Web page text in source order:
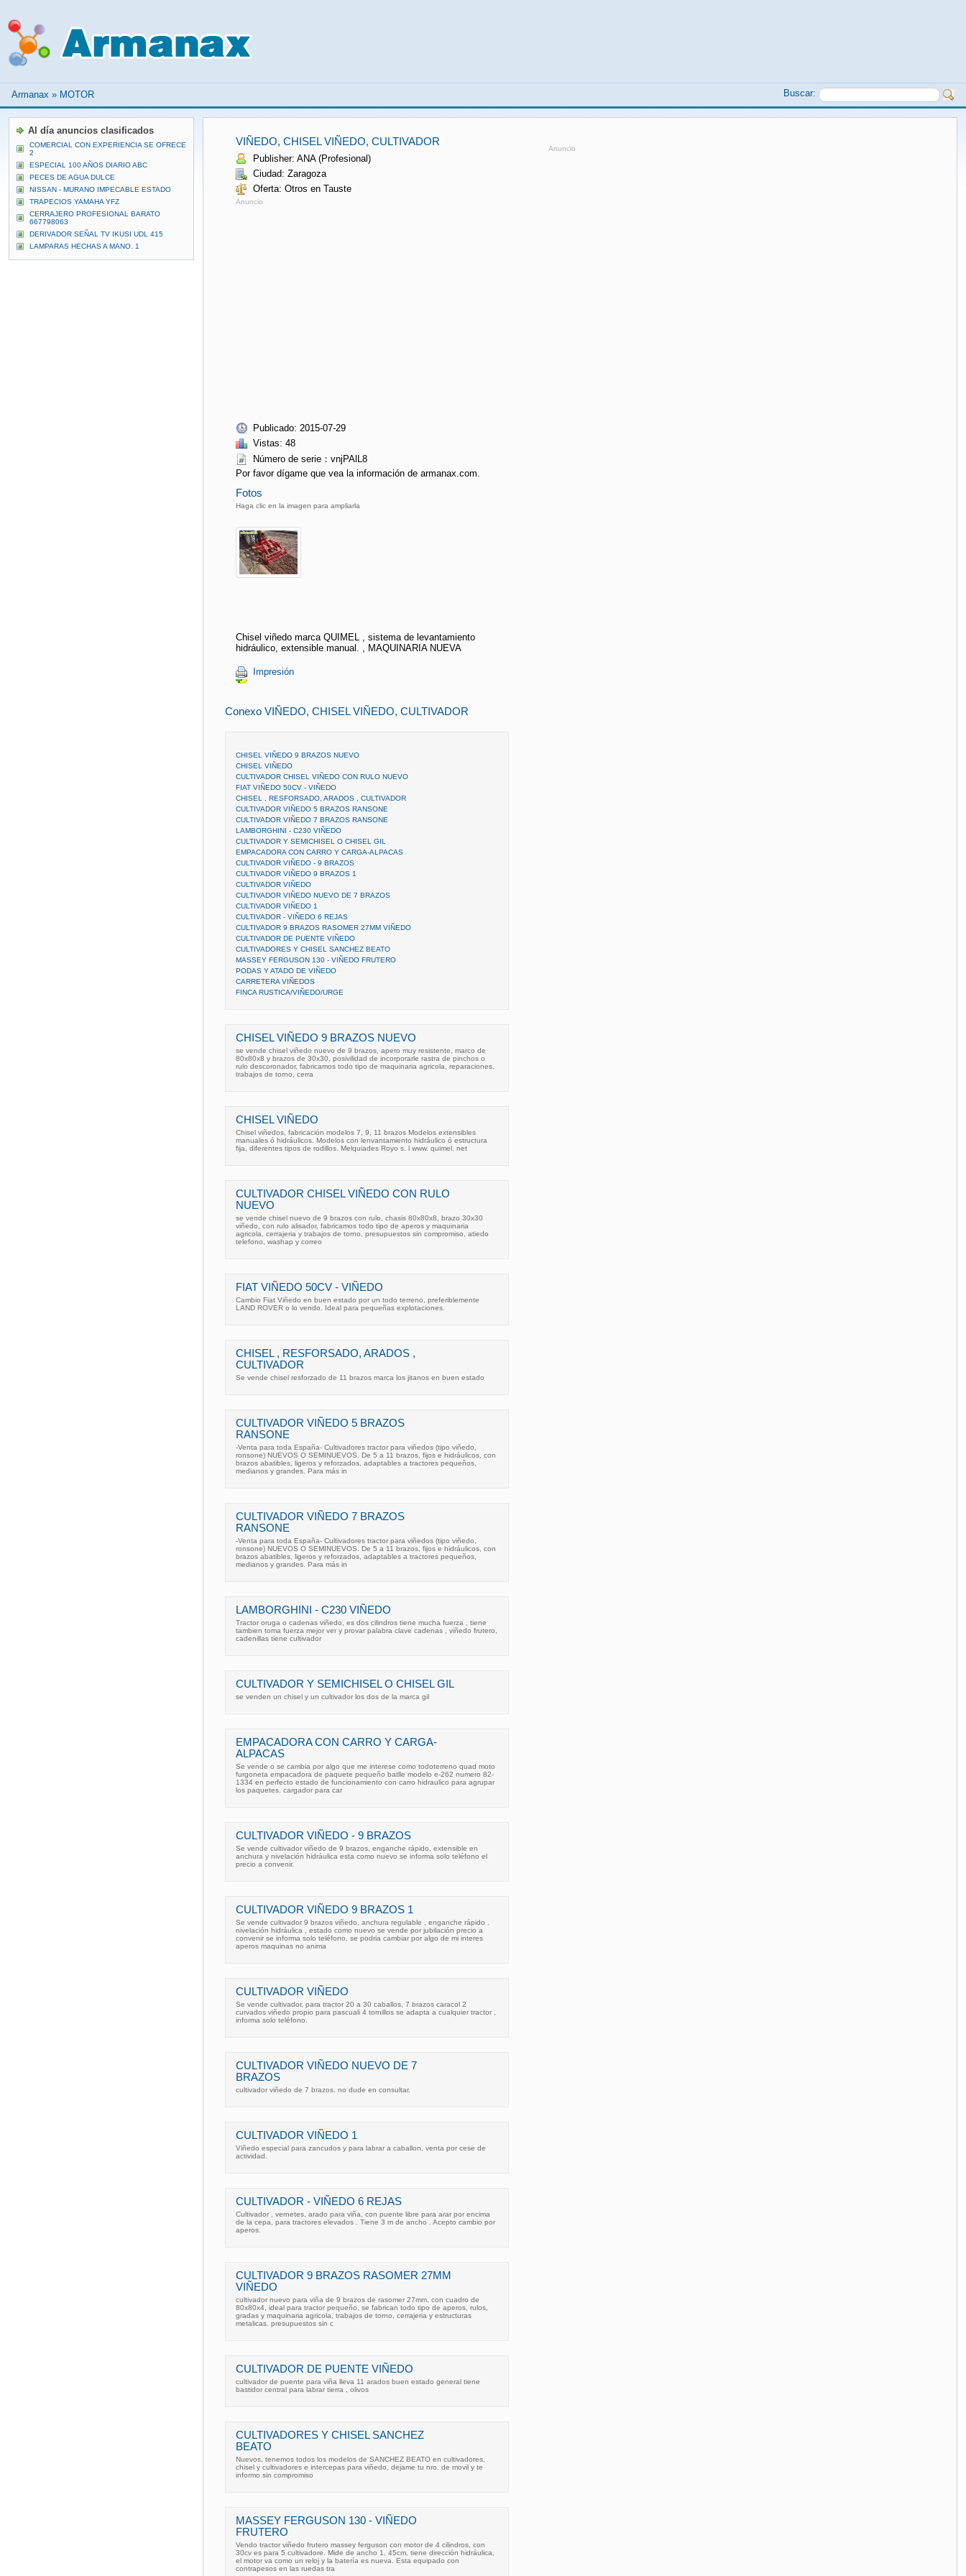
Armanax » MOTOR Buscar:
VIÑEDO, CHISEL VIÑEDO, CULTIVADOR
Publisher: ANA (Profesional)
Ciudad: Zaragoza
Oferta: Otros en Tauste
Anuncio
Publicado: 2015-07-29
Vistas: 48
Número de serie：vnjPAlL8
Por favor dígame que vea la información de armanax.com.
Fotos
Haga clic en la imagen para ampliarla
Chisel viñedo marca QUIMEL , sistema de levantamiento
hidráulico, extensible manual. , MAQUINARIA NUEVA
Impresión
Anuncio
Conexo VIÑEDO, CHISEL VIÑEDO, CULTIVADOR
CHISEL VIÑEDO 9 BRAZOS NUEVO
CHISEL VIÑEDO
CULTIVADOR CHISEL VIÑEDO CON RULO NUEVO
FIAT VIÑEDO 50CV - VIÑEDO
CHISEL , RESFORSADO, ARADOS , CULTIVADOR
CULTIVADOR VIÑEDO 5 BRAZOS RANSONE
CULTIVADOR VIÑEDO 7 BRAZOS RANSONE
LAMBORGHINI - C230 VIÑEDO
CULTIVADOR Y SEMICHISEL O CHISEL GIL
EMPACADORA CON CARRO Y CARGA-ALPACAS
CULTIVADOR VIÑEDO - 9 BRAZOS
CULTIVADOR VIÑEDO 9 BRAZOS 1
CULTIVADOR VIÑEDO
CULTIVADOR VIÑEDO NUEVO DE 7 BRAZOS
CULTIVADOR VIÑEDO 1
CULTIVADOR - VIÑEDO 6 REJAS
CULTIVADOR 9 BRAZOS RASOMER 27MM VIÑEDO
CULTIVADOR DE PUENTE VIÑEDO
CULTIVADORES Y CHISEL SANCHEZ BEATO
MASSEY FERGUSON 130 - VIÑEDO FRUTERO
PODAS Y ATADO DE VIÑEDO
CARRETERA VIÑEDOS
FINCA RUSTICA/VIÑEDO/URGE
CHISEL VIÑEDO 9 BRAZOS NUEVO
se vende chisel viñedo nuevo de 9 brazos, apero muy resistente, marco de
80x80x8 y brazos de 30x30, posivilidad de incorporarle rastra de pinchos o
rulo descoronador, fabricamos todo tipo de maquinaria agricola, reparaciones,
trabajos de torno, cerra
CHISEL VIÑEDO
Chisel viñedos, fabricación modelos 7, 9, 11 brazos Modelos extensibles
manuales ó hidráulicos. Modelos con lenvantamiento hidráulico ó estructura
fija, diferentes tipos de rodillos. Melquiades Royo s. l www. quimel. net
CULTIVADOR CHISEL VIÑEDO CON RULO
NUEVO
se vende chisel nuevo de 9 brazos con rulo, chasis 80x80x8, brazo 30x30
viñedo, con rulo alisador, fabricamos todo tipo de aperos y maquinaria
agricola, cerrajeria y trabajos de torno, presupuestos sin compromiso, atiedo
telefono, washap y correo
FIAT VIÑEDO 50CV - VIÑEDO
Cambio Fiat Viñedo en buen estado por un todo terreno, preferiblemente
LAND ROVER o lo vendo. Ideal para pequeñas explotaciones.
CHISEL , RESFORSADO, ARADOS ,
CULTIVADOR
Se vende chisel resforzado de 11 brazos marca los jitanos en buen estado
CULTIVADOR VIÑEDO 5 BRAZOS
RANSONE
-Venta para toda España- Cultivadores tractor para viñedos (tipo viñedo,
ronsone) NUEVOS O SEMINUEVOS. De 5 a 11 brazos, fijos e hidráulicos, con
brazos abatibles, ligeros y reforzados, adaptables a tractores pequeños,
medianos y grandes. Para más in
CULTIVADOR VIÑEDO 7 BRAZOS
RANSONE
-Venta para toda España- Cultivadores tractor para viñedos (tipo viñedo,
ronsone) NUEVOS O SEMINUEVOS. De 5 a 11 brazos, fijos e hidráulicos, con
brazos abatibles, ligeros y reforzados, adaptables a tractores pequeños,
medianos y grandes. Para más in
LAMBORGHINI - C230 VIÑEDO
Tractor oruga o cadenas viñedo, es dos cilindros tiene mucha fuerza , tiene
tambien toma fuerza mejor ver y provar palabra clave cadenas , viñedo frutero,
cadenillas tiene cultivador
CULTIVADOR Y SEMICHISEL O CHISEL GIL
se venden un chisel y un cultivador los dos de la marca gil
EMPACADORA CON CARRO Y CARGA-
ALPACAS
Se vende o se cambia por algo que me interese como todoterreno quad moto
furgoneta empacadora de paquete pequeño batlle modelo e-262 numero 82-
1334 en perfecto estado de funcionamiento con carro hidraulico para agrupar
los paquetes. cargador para car
CULTIVADOR VIÑEDO - 9 BRAZOS
Se vende cultivador viñedo de 9 brazos, enganche rápido, extensible en
anchura y nivelación hidráulica esta como nuevo se informa solo teléfono el
precio a convenir.
CULTIVADOR VIÑEDO 9 BRAZOS 1
Se vende cultivador 9 brazos viñedo, anchura regulable , enganche rápido .
nivelación hidráulica , estado como nuevo se vende por jubilación precio a
convenir se informa solo teléfono. se podria cambiar por algo de mi interes
aperos maquinas no anima
CULTIVADOR VIÑEDO
Se vende cultivador, para tractor 20 a 30 caballos, 7 brazos caracol 2
curvados viñedo propio para pascuali 4 tornillos se adapta a cualquier tractor ,
informa solo teléfono.
CULTIVADOR VIÑEDO NUEVO DE 7
BRAZOS
cultivador viñedo de 7 brazos. no dude en consultar.
CULTIVADOR VIÑEDO 1
Viñedo especial para zancudos y para labrar a caballon, venta por cese de
actividad.
CULTIVADOR - VIÑEDO 6 REJAS
Cultivador , vernetes, arado para viña, con puente libre para arar por encima
de la cepa, para tractores elevados . Tiene 3 m de ancho . Acepto cambio por
aperos.
CULTIVADOR 9 BRAZOS RASOMER 27MM
VIÑEDO
cultivador nuevo para viña de 9 brazos de rasomer 27mm, con cuadro de
80x80x4, ideal para tractor pequeño, se fabrican todo tipo de aperos, rulos,
gradas y maquinaria agricola, trabajos de torno, cerrajeria y estructuras
metalicas. presupuestos sin c
CULTIVADOR DE PUENTE VIÑEDO
cultivador de puente para viña lleva 11 arados buen estado general tiene
bastidor central para labrar tierra , olivos
CULTIVADORES Y CHISEL SANCHEZ
BEATO
Nuevos, tenemos todos los modelos de SANCHEZ BEATO en cultivadores,
chisel y cultivadores e intercepas para viñedo, dejame tu nro. de movil y te
informo sin compromiso
MASSEY FERGUSON 130 - VIÑEDO
FRUTERO
Vendo tractor viñedo frutero massey ferguson con motor de 4 cilindros, con
30cv es para 5 cultivadore. Mide de ancho 1, 45cm, tiene dirección hidráulica,
el motor va como un reloj y la batería es nueva. Esta equipado con
contrapesos en las ruedas tra
Al día anuncios clasificados
COMERCIAL CON EXPERIENCIA SE OFRECE
2
ESPECIAL 100 AÑOS DIARIO ABC
PECES DE AGUA DULCE
NISSAN - MURANO IMPECABLE ESTADO
TRAPECIOS YAMAHA YFZ
CERRAJERO PROFESIONAL BARATO
667798063
DERIVADOR SEÑAL TV IKUSI UDL 415
LAMPARAS HECHAS A MANO. 1